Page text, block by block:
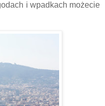
i wpadkach możecie